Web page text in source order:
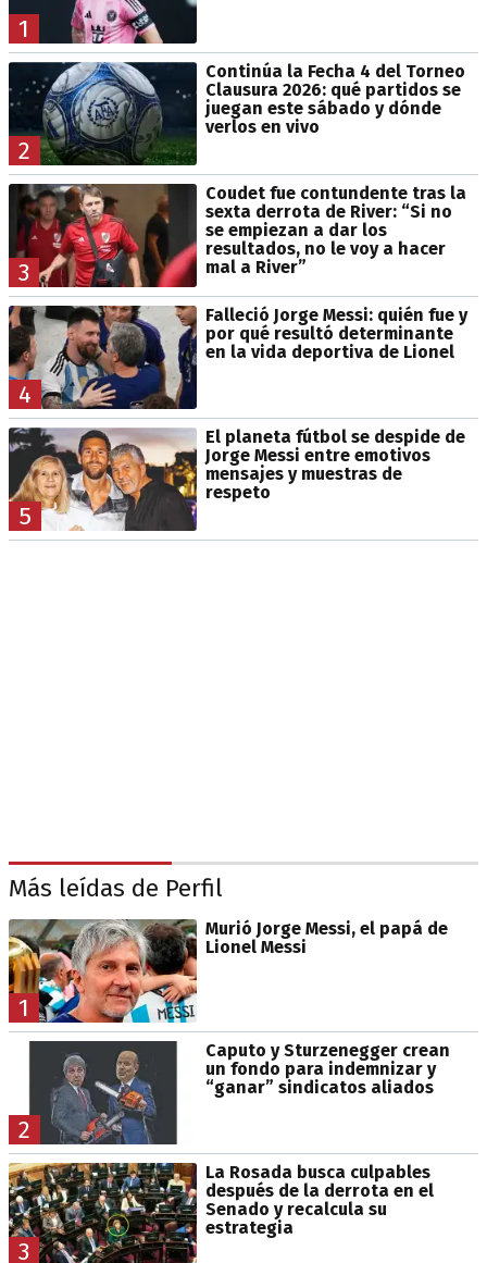
1
2
Continúa la Fecha 4 del Torneo
Clausura 2026: qué partidos se
juegan este sábado y dónde
verlos en vivo
3
Coudet fue contundente tras la
sexta derrota de River: “Si no
se empiezan a dar los
resultados, no le voy a hacer
mal a River”
4
Falleció Jorge Messi: quién fue y
por qué resultó determinante
en la vida deportiva de Lionel
5
El planeta fútbol se despide de
Jorge Messi entre emotivos
mensajes y muestras de
respeto
Más leídas de Perfil
1
Murió Jorge Messi, el papá de
Lionel Messi
2
Caputo y Sturzenegger crean
un fondo para indemnizar y
“ganar” sindicatos aliados
3
La Rosada busca culpables
después de la derrota en el
Senado y recalcula su
estrategia